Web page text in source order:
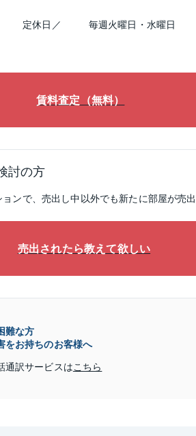
定休日／ 毎週火曜日・水曜日
賃料査定（無料）
討の方
ンで、売出し中以外でも新たに部屋が売
売出されたら教えて欲しい
難な方
をお持ちのお客様へ
通訳サービスはこちら